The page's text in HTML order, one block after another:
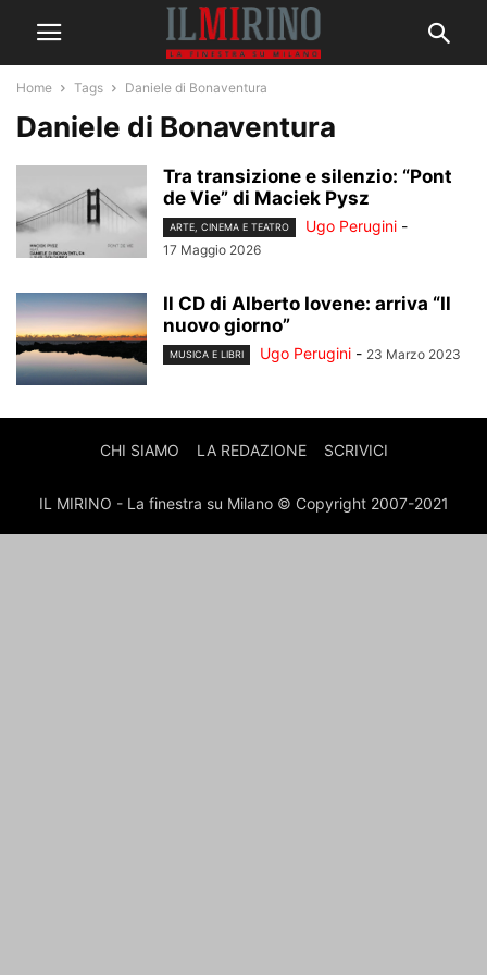
Home Tags Daniele di Bonaventura
Daniele di Bonaventura
Tra transizione e silenzio: “Pont
de Vie” di Maciek Pysz
ARTE, CINEMA E TEATRO Ugo Perugini -
17 Maggio 2026
Il CD di Alberto Iovene: arriva “Il
nuovo giorno”
MUSICA E LIBRI Ugo Perugini - 23 Marzo 2023
CHI SIAMO LA REDAZIONE SCRIVICI
IL MIRINO - La finestra su Milano © Copyright 2007-2021